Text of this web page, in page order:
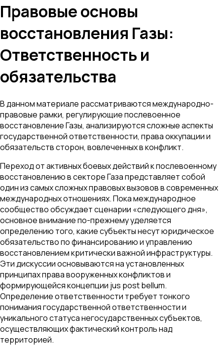
Правовые основы
восстановления Газы:
Ответственность и
обязательства
В данном материале рассматриваются международно-
правовые рамки, регулирующие послевоенное
восстановление Газы, анализируются сложные аспекты
государственной ответственности, права оккупации и
обязательств сторон, вовлеченных в конфликт.
Переход от активных боевых действий к послевоенному
восстановлению в секторе Газа представляет собой
один из самых сложных правовых вызовов в современных
международных отношениях. Пока международное
сообщество обсуждает сценарии «следующего дня»,
основное внимание по-прежнему уделяется
определению того, какие субъекты несут юридическое
обязательство по финансированию и управлению
восстановлением критически важной инфраструктуры.
Эти дискуссии основываются на установленных
принципах права вооруженных конфликтов и
формирующейся концепции jus post bellum.
Определение ответственности требует тонкого
понимания государственной ответственности и
уникального статуса негосударственных субъектов,
осуществляющих фактический контроль над
территорией.